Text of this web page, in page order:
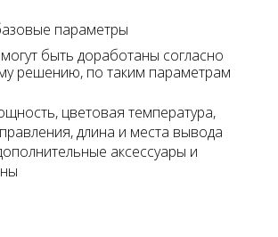
параметры
быть доработаны согласно
решению, по таким параметрам
цветовая температура,
длина и места вывода
аксессуары и